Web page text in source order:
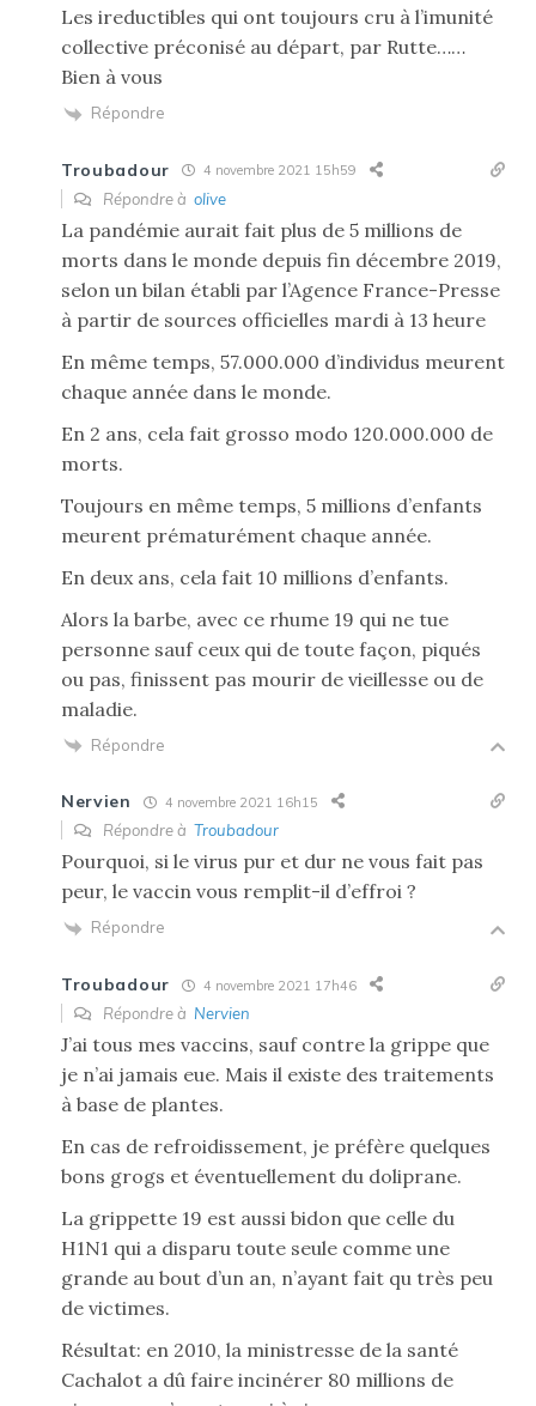
Les ireductibles qui ont toujours cru à l’imunité
collective préconisé au départ, par Rutte……
Bien à vous
Répondre
Troubadour 4 novembre 2021 15h59
Répondre à olive
La pandémie aurait fait plus de 5 millions de
morts dans le monde depuis fin décembre 2019,
selon un bilan établi par l’Agence France-Presse
à partir de sources officielles mardi à 13 heure
En même temps, 57.000.000 d’individus meurent
chaque année dans le monde.
En 2 ans, cela fait grosso modo 120.000.000 de
morts.
Toujours en même temps, 5 millions d’enfants
meurent prématurément chaque année.
En deux ans, cela fait 10 millions d’enfants.
Alors la barbe, avec ce rhume 19 qui ne tue
personne sauf ceux qui de toute façon, piqués
ou pas, finissent pas mourir de vieillesse ou de
maladie.
Répondre
Nervien 4 novembre 2021 16h15
Répondre à Troubadour
Pourquoi, si le virus pur et dur ne vous fait pas
peur, le vaccin vous remplit-il d’effroi ?
Répondre
Troubadour 4 novembre 2021 17h46
Répondre à Nervien
J’ai tous mes vaccins, sauf contre la grippe que
je n’ai jamais eue. Mais il existe des traitements
à base de plantes.
En cas de refroidissement, je préfère quelques
bons grogs et éventuellement du doliprane.
La grippette 19 est aussi bidon que celle du
H1N1 qui a disparu toute seule comme une
grande au bout d’un an, n’ayant fait qu très peu
de victimes.
Résultat: en 2010, la ministresse de la santé
Cachalot a dû faire incinérer 80 millions de